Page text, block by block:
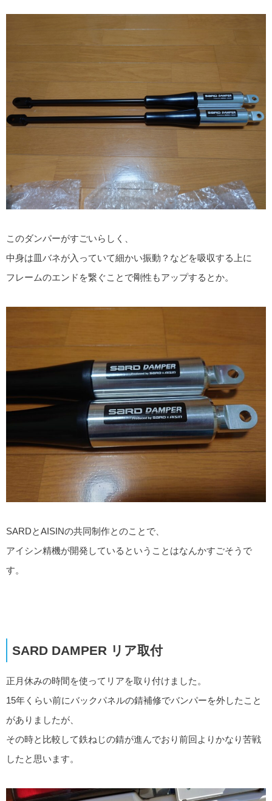
このダンパーがすごいらしく、
中身は皿バネが入っていて細かい振動？などを吸収する上に
フレームのエンドを繋ぐことで剛性もアップするとか。
SARDとAISINの共同制作とのことで、
アイシン精機が開発しているということはなんかすごそうで
す。
SARD DAMPER リア取付
正月休みの時間を使ってリアを取り付けました。
15年くらい前にバックパネルの錆補修でバンパーを外したこと
がありましたが、
その時と比較して鉄ねじの錆が進んでおり前回よりかなり苦戦
したと思います。